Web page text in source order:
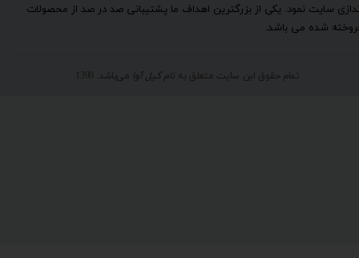
سایت نمود. یکی از بزرگترین اهداف ما پشتیبانی صد در صد از محصولات
شده می باشد.
تمام حقوق این سایت متعلق به نام گیل آوا می‌باشد. 1399